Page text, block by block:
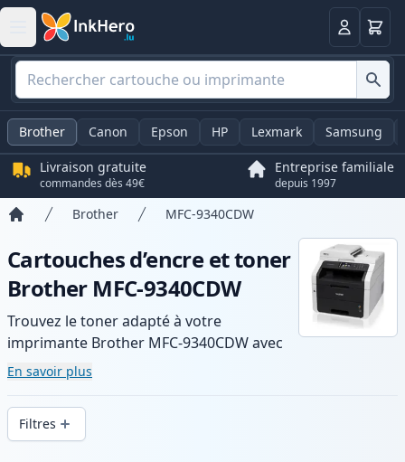
Panier
Brother Canon Epson HP Lexmark Samsung
Livraison gratuite
commandes dès 49€
Entreprise familiale
depuis 1997
Brother MFC-9340CDW
Cartouches d’encre et toner
Brother MFC-9340CDW
Trouvez le toner adapté à votre
imprimante Brother MFC-9340CDW avec
notre gamme de cartouches compatibles
et haute capacité. Profitez d’une qualité
d’impression constante et d’une livraison
rapide depuis un stock local en .
En savoir plus
Filtres